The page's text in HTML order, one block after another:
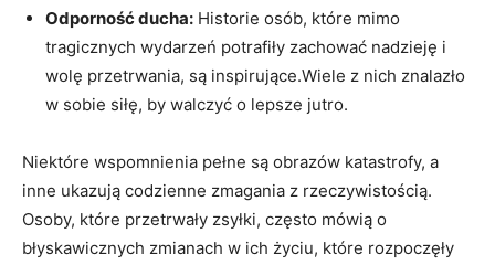
Odporność ducha: Historie osób, które mimo
tragicznych wydarzeń potrafiły zachować nadzieję i
wolę przetrwania, są inspirujące.Wiele z nich znalazło
⁤w sobie‌ siłę,‍ by walczyć‌ o lepsze⁢ jutro.
Niektóre wspomnienia pełne ‍są obrazów⁣ katastrofy, a
inne ukazują codzienne zmagania z rzeczywistością.
Osoby, ⁤które przetrwały zsyłki,⁣ często ⁢mówią o
błyskawicznych zmianach w ich życiu, które rozpoczęły